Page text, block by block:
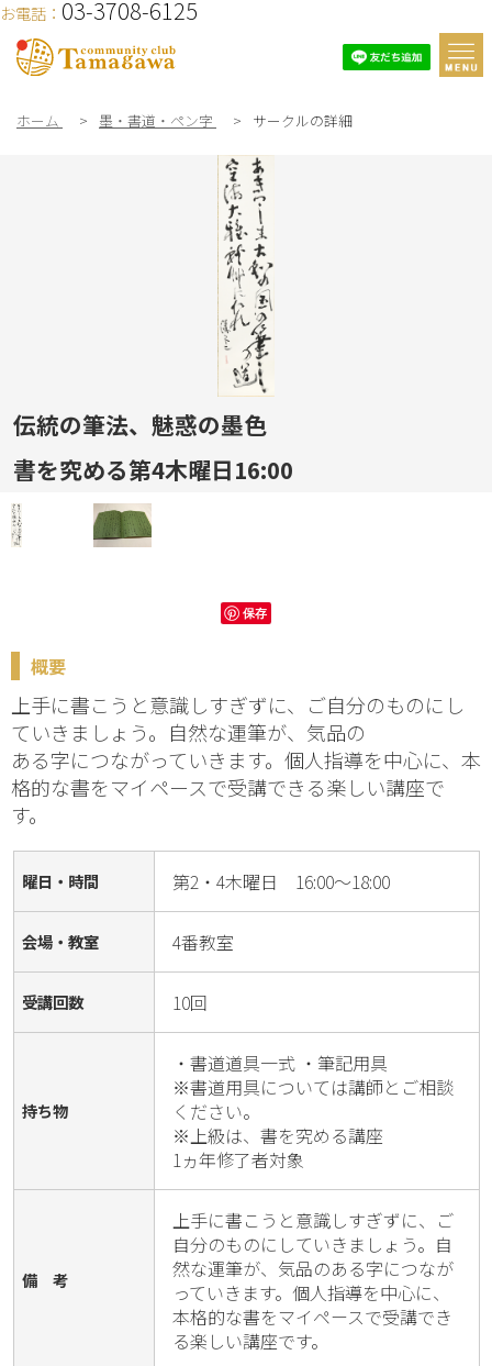
お電話： 03-3708-6125
ホーム > 墨・書道・ペン字 > サークルの詳細
伝統の筆法、魅惑の墨色
書を究める第4木曜日16:00
保存
概要
上手に書こうと意識しすぎずに、ご自分のものにし
ていきましょう。自然な運筆が、気品の
ある字につながっていきます。個人指導を中心に、本
格的な書をマイペースで受講できる楽しい講座で
す。
曜日・時間 第2・4木曜日 16:00～18:00
会場・教室 4番教室
受講回数 10回
持ち物
・書道道具一式 ・筆記用具
※書道用具については講師とご相談
ください。
※上級は、書を究める講座
1ヵ年修了者対象
備 考
上手に書こうと意識しすぎずに、ご
自分のものにしていきましょう。自
然な運筆が、気品のある字につなが
っていきます。個人指導を中心に、
本格的な書をマイペースで受講でき
る楽しい講座です。